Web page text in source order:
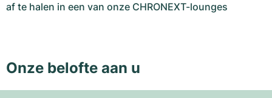
af te halen in een van onze CHRONEXT-lounges
Onze belofte aan u